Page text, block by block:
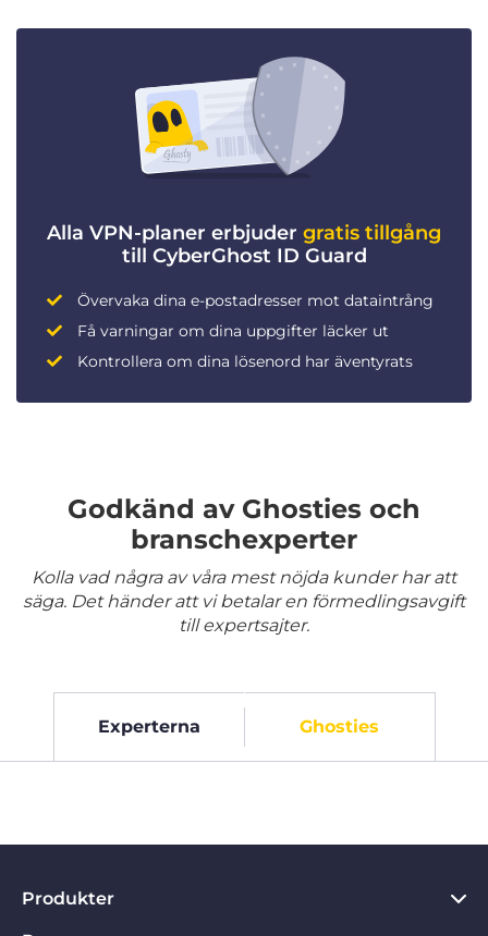
Alla VPN-planer erbjuder gratis tillgång
till CyberGhost ID Guard
Övervaka dina e-postadresser mot dataintrång
Få varningar om dina uppgifter läcker ut
Kontrollera om dina lösenord har äventyrats
Godkänd av Ghosties och
branschexperter
Kolla vad några av våra mest nöjda kunder har att
säga. Det händer att vi betalar en förmedlingsavgift
till expertsajter.
Experterna Ghosties
Produkter